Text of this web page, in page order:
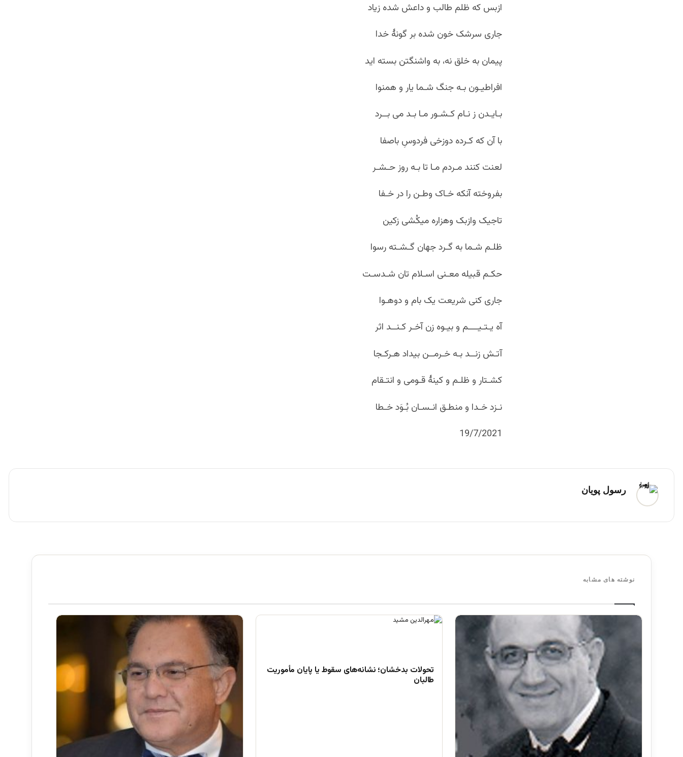
ازبس که ظلم طالب و داعش شده زیاد
جاری سرشک خون شده بر گونۀ خدا
پیمان به خلق نه، به واشنگتن بسته اید
افراطیـون بـه جنگ شـما یار و همنوا
بـایـدن ز نـام کـشـور مـا بـد می بــرد
با آن که کـرده دوزخی فردوسِ باصفا
لعنت کنند مـردم مـا تا بـه روز حـشـر
بفروخته آنکه خـاک وطـن را در خـفا
تاجیک وازبک وهزاره میکُشی زکین
ظلـم شـما به گـرد جهان گـشـته رسوا
حکـم قبیله معـنی اسـلام تان شـدسـت
جاری کنی شریعت یک بام و دوهـوا
آه یـتـیــــم و بیـوه زن آخـر کـنــد اثر
آتـش زنــد بـه خـرمــن بیداد هـرکـجا
کشـتار و ظلـم و کینۀ قـومی و انتـقام
نـزد خـدا و منطـق انـسـان بُـوَد خـطا
19/7/2021
رسول پویان
نوشته های مشابه
تحولات بدخشان؛ نشانه‌های سقوط یا پایان مأموریت
طالبان